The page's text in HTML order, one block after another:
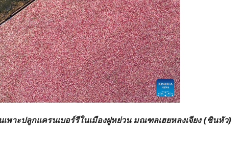
พาะปลูกแครนเบอร์รีในเมืองฝูหย่วนมณฑลเฮยหลงเจียง (ซินหัว)